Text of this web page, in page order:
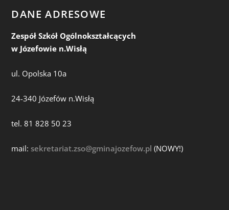
DANE ADRESOWE
Zespół Szkół Ogólnokształcących
w Józefowie n.Wisłą
ul. Opolska 10a
24-340 Józefów n.Wisłą
tel. 81 828 50 23
mail:sekretariat.zso@gminajozefow.pl (NOWY!)